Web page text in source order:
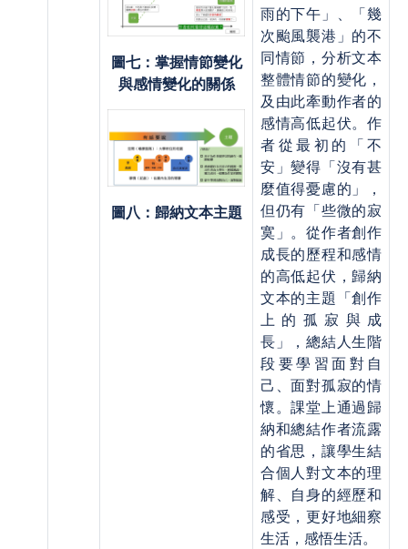
圖七：掌握情節變化
與感情變化的關係
圖八：歸納文本主題
雨的下午」、「幾
次颱風襲港」的不
同情節，分析文本
整體情節的變化，
及由此牽動作者的
感情高低起伏。作
者從最初的「不
安」變得「沒有甚
麼值得憂慮的」，
但仍有「些微的寂
寞」。從作者創作
成長的歷程和感情
的高低起伏，歸納
文本的主題「創作
上的孤寂與成
長」，總結人生階
段要學習面對自
己、面對孤寂的情
懷。課堂上通過歸
納和總結作者流露
的省思，讓學生結
合個人對文本的理
解、自身的經歷和
感受，更好地細察
生活，感悟生活。